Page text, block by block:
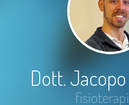
Dott. Jacopo